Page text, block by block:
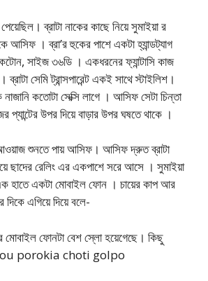
ব্রাটা নাকের কাছে নিয়ে সুমাইয়া র
আসিফ । ব্রা’র হুকের পাশে একটা হ্যান্ডট্যাগ
সাইজ ৩৬ডি । একধরনের ফ্যান্টাসি কাজ
সেমি ট্রান্সপারেন্ট একই সাথে স্টাইলিশ।
নাজানি কতোটা সেক্সি লাগে । আসিফ সেটা চিন্তা
প্যান্টের উপর দিয়ে বাড়ার উপর ঘষতে থাকে ।
শুনতে পায় আসিফ। আসিফ দ্রুত ব্রাটা
ছাদের রেলিং এর একপাশে সরে আসে । সুমাইয়া
হাতে একটা মোবাইল ফোন । চায়ের কাপ আর
এগিয়ে দিয়ে বলে-
ফোনটা বেশ স্লো হয়েগেছে। কিছু
bou porokia choti golpo